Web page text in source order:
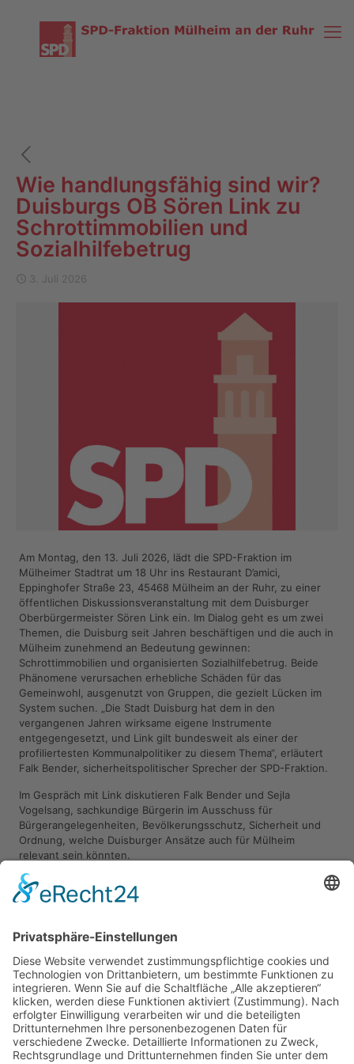
Wie handlungsfähig sind wir?
Duisburgs OB Sören Link zu
Schrottimmobilien und
Sozialhilfebetrug
3. Juli 2026
Am Montag, den 13. Juli 2026, lädt die SPD-Fraktion im
Mülheimer Stadtrat um 18 Uhr ins Restaurant D’amici,
Eppinghofer Straße 23, 45468 Mülheim an der Ruhr, zu einer
öffentlichen Diskussionsveranstaltung mit dem Duisburger
Oberbürgermeister Sören Link ein. Im Dialog geht es um zwei
Themen, die Duisburg seit Jahren beschäftigen und die auch in
Mülheim zunehmend an Bedeutung gewinnen:
Schrottimmobilien und organisierten Sozialhilfebetrug. Beide
Phänomene verursachen erhebliche Schäden für das
Gemeinwohl, ausgenutzt von Gruppen, die gezielt Lücken im
System suchen. „Die Stadt Duisburg hat dem in den
vergangenen Jahren wirksame eigene Instrumente
entgegengesetzt, und Link gilt bundesweit als einer der
profiliertesten Kommunalpolitiker zu diesem Thema“, erläutert
Falk Bender, sicherheitspolitischer Sprecher der SPD-Fraktion.
Im Gespräch mit Link diskutieren Falk Bender und Sejla
Vogelsang, sachkundige Bürgerin im Ausschuss für
Bürgerangelegenheiten, Bevölkerungsschutz, Sicherheit und
Ordnung, welche Duisburger Ansätze auch für Mülheim
relevant sein könnten.
„Sören Link hat in Duisburg bewiesen, dass man diesem
Problem nicht hilflos gegenübersteht, sondern mit klaren
Die Veranstaltung ist öffentlich, interessierte Bürgerinnen und
Bürger sind herzlich eingeladen. Für Rückfragen steht die SPD-
Fraktionsgeschäftsstelle [4593520 bzw.info@spd-fraktion-
muelheim.de] zur Verfügung. Bereits vor der Veranstaltung
informiert die SPD-Fraktion zudem an einem Stand auf dem
Kurt-Schumacher-Platz über das Thema.